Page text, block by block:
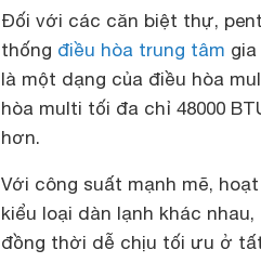
Đối với các căn biệt thự,
thống điều hòa trung tâm
là một dạng của điều hòa
hòa multi tối đa chỉ 48000
hơn.
Với công suất mạnh mẽ,
kiểu loại dàn lạnh khác
đồng thời dễ chịu tối ưu ở